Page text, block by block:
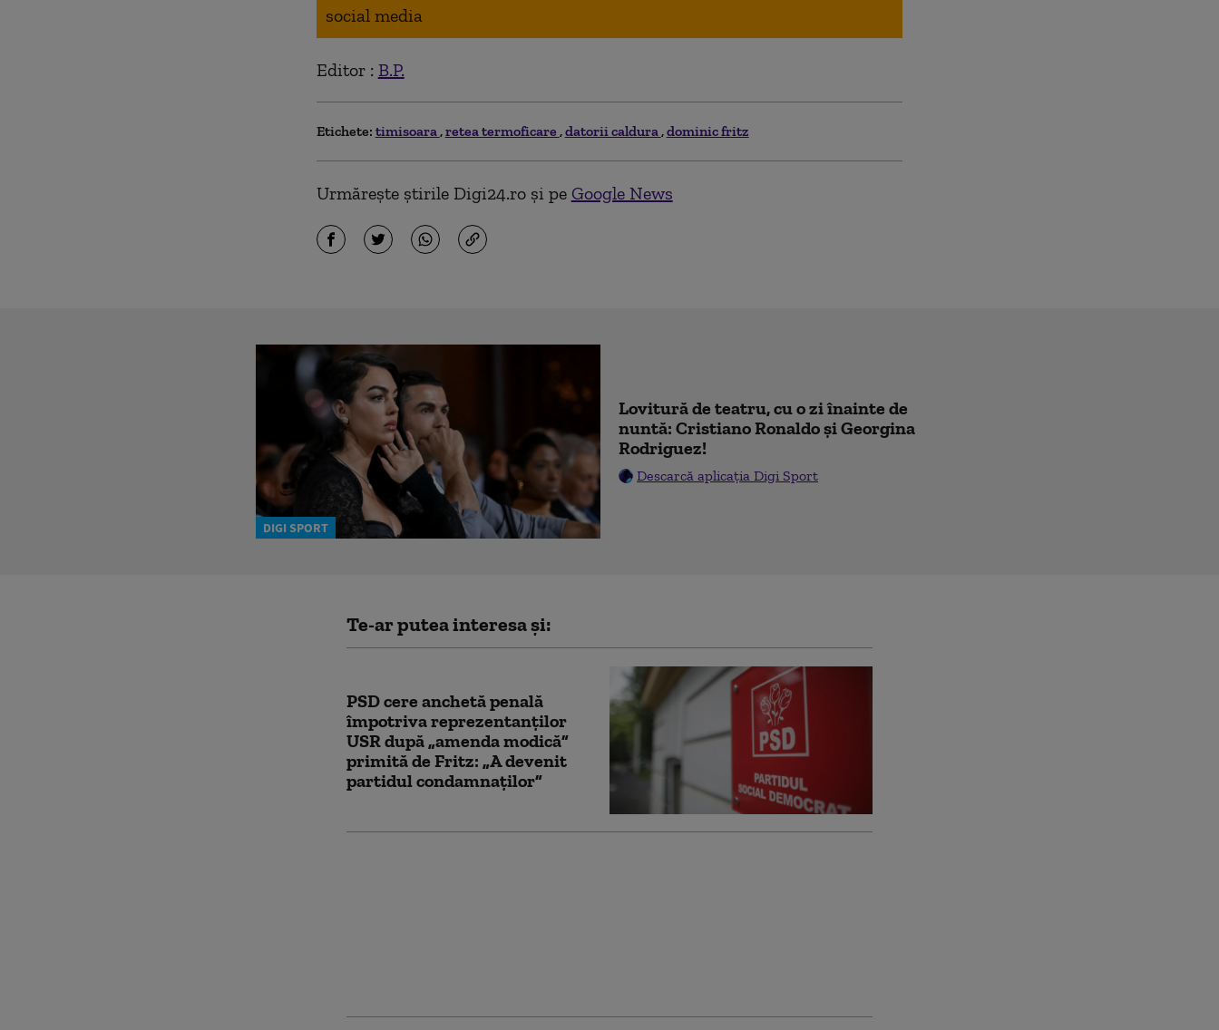
social media
Editor : B.P.
Etichete: timisoara retea termoficare datorii caldura dominic fritz
Urmărește știrile Digi24.ro și pe Google News
DIGI SPORT
Lovitură de teatru, cu o zi înainte de
nuntă: Cristiano Ronaldo și Georgina
Rodriguez!
Descarcă aplicația Digi Sport
Te-ar putea interesa și:
PSD cere anchetă penală
împotriva reprezentanților
USR după „amenda modică”
primită de Fritz: „A devenit
partidul condamnaților”